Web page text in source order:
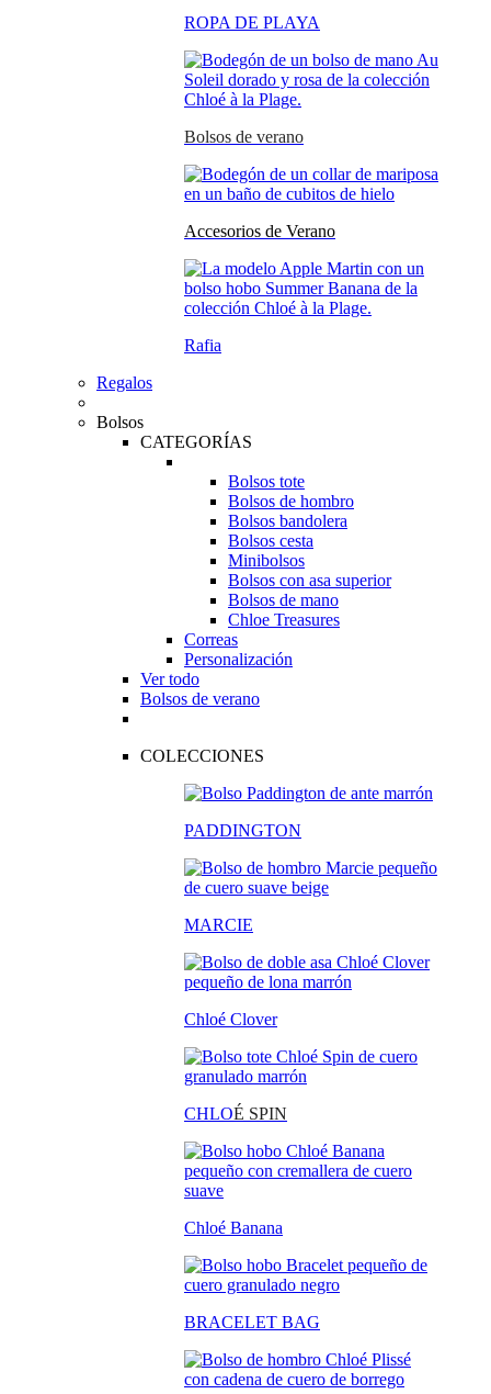
ROPA DE PLAYA
Bolsos de verano
Accesorios de Verano
Rafia
Regalos
Bolsos
CATEGORÍAS
Bolsos tote
Bolsos de hombro
Bolsos bandolera
Bolsos cesta
Minibolsos
Bolsos con asa superior
Bolsos de mano
Chloe Treasures
Correas
Personalización
Ver todo
Bolsos de verano
COLECCIONES
PADDINGTON
MARCIE
Chloé Clover
CHLOÉ SPIN
Chloé Banana
BRACELET BAG